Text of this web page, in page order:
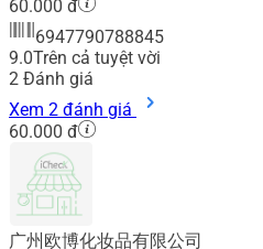
60.000 đ
6947790788845
9.0Trên cả tuyệt vời
2 Đánh giá
Xem 2 đánh giá
60.000 đ
广州欧博化妆品有限公司